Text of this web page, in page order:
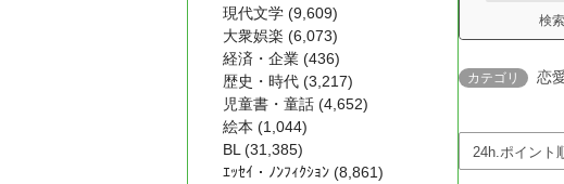
検
カテゴリ 恋
現代文学 (9,609)
大衆娯楽 (6,073)
経済・企業 (436)
歴史・時代 (3,217)
児童書・童話 (4,652)
絵本 (1,044)
BL (31,385)
ｴｯｾｲ・ﾉﾝﾌｨｸｼｮﾝ (8,861)